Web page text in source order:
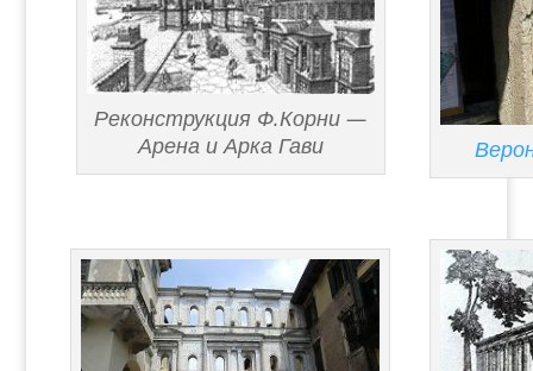
Реконструкция Ф.Корни —
Арена и Арка Гави